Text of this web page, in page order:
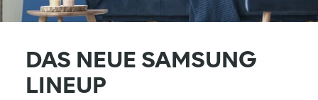
DAS NEUE SAMSUNG
LINEUP